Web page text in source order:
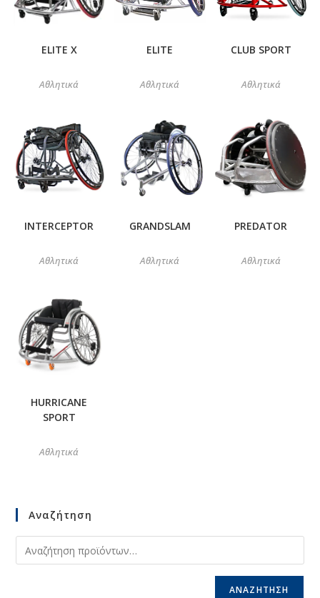
ELITE X
Αθλητικά
ELITE
Αθλητικά
CLUB SPORT
Αθλητικά
INTERCEPTOR
Αθλητικά
GRANDSLAM
Αθλητικά
PREDATOR
Αθλητικά
HURRICANE
SPORT
Αθλητικά
Αναζήτηση
ΑΝΑΖΉΤΗΣΗ